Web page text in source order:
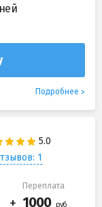
Подробнее
1
Переплата